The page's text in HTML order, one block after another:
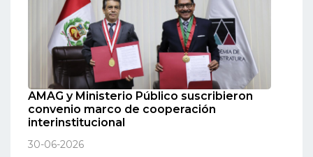
AMAG y Ministerio Público suscribieron
convenio marco de cooperación
interinstitucional
30-06-2026